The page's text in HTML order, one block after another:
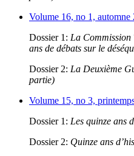
Volume 16, no 1, automne
Dossier 1: La
ans de débats sur le
Dossier 2: La Deuxième
partie)
Volume 15, no 3,
Dossier 1: Les quinze ans
Dossier 2: Quinze ans